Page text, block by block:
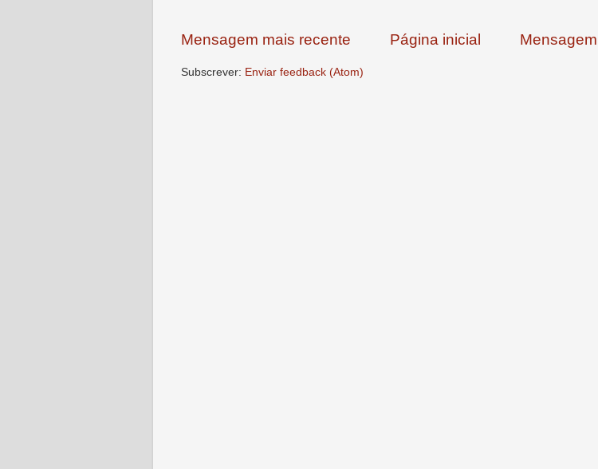
Mensagem mais recente Página inicial
Subscrever: Enviar feedback (Atom)